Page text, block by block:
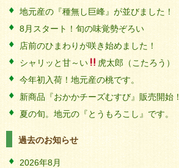
地元産の『種無し巨峰』が並びました！
8月スタート！旬の味覚勢ぞろい
店前のひまわりが咲き始めました！
シャリッと甘～い
虎太郎（こたろう）
今年初入荷！地元産の桃です。
新商品『おかかチーズむすび』販売開始！
夏の旬。地元の『とうもろこし』です。
過去のお知らせ
2026年8月